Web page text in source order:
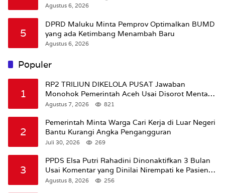
Agustus 6, 2026
5
DPRD Maluku Minta Pemprov Optimalkan BUMD
yang ada Ketimbang Menambah Baru
Agustus 6, 2026
Populer
1
RP2 TRILIUN DIKELOLA PUSAT Jawaban
Monohok Pemerintah Aceh Usai Disorot Mentan
Amran Soal Dana Pertanian
Agustus 7, 2026 821
2
Pemerintah Minta Warga Cari Kerja di Luar Negeri
Bantu Kurangi Angka Pengangguran
Juli 30, 2026 269
3
PPDS Elsa Putri Rahadini Dinonaktifkan 3 Bulan
Usai Komentar yang Dinilai Nirempati ke Pasien
BPJS
Agustus 8, 2026 256